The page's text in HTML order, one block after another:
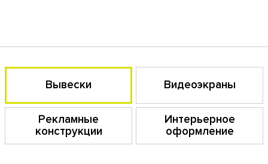
Вывески Видеоэкраны
Рекламные
конструкции
Интерьерное
оформление